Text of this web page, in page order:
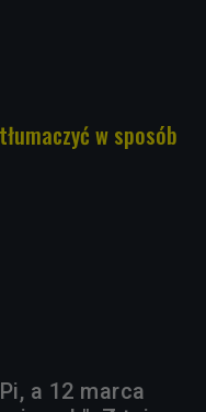
w sposób
a 12 marca